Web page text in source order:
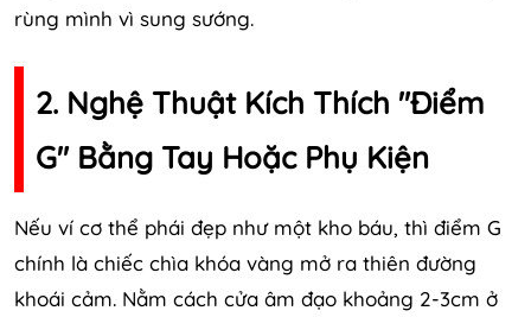
rùng mình vì sung sướng.
2. Nghệ Thuật Kích Thích "Điểm
G" Bằng Tay Hoặc Phụ Kiện
Nếu ví cơ thể phái đẹp như một kho báu, thì điểm G
chính là chiếc chìa khóa vàng mở ra thiên đường
khoái cảm. Nằm cách cửa âm đạo khoảng 2-3cm ở